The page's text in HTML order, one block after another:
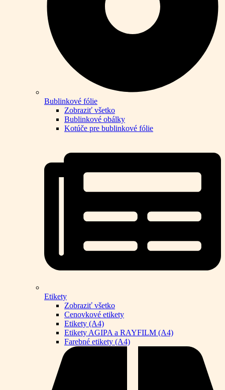
Bublinkové fólie
Zobraziť všetko
Bublinkové obálky
Kotúče pre bublinkové fólie
Etikety
Zobraziť všetko
Cenovkové etikety
Etikety (A4)
Etikety AGIPA a RAYFILM (A4)
Farebné etikety (A4)